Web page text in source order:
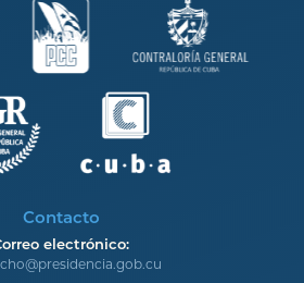
Contacto
electrónico: